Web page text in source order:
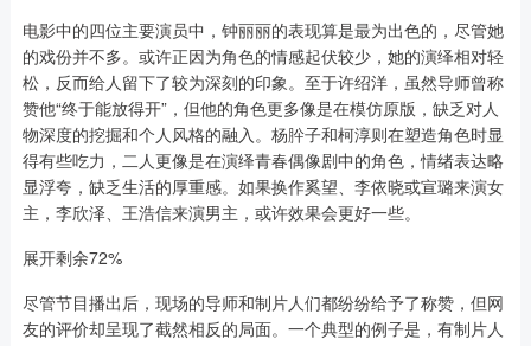
电影中的四位主要演员中，钟丽丽的表现算是最为出色的，尽管她
的戏份并不多。或许正因为角色的情感起伏较少，她的演绎相对轻
松，反而给人留下了较为深刻的印象。至于许绍洋，虽然导师曾称
赞他“终于能放得开”，但他的角色更多像是在模仿原版，缺乏对人
物深度的挖掘和个人风格的融入。杨肸子和柯淳则在塑造角色时显
得有些吃力，二人更像是在演绎青春偶像剧中的角色，情绪表达略
显浮夸，缺乏生活的厚重感。如果换作奚望、李依晓或宣璐来演女
主，李欣泽、王浩信来演男主，或许效果会更好一些。
展开剩余72%
尽管节目播出后，现场的导师和制片人们都纷纷给予了称赞，但网
友的评价却呈现了截然相反的局面。一个典型的例子是，有制片人